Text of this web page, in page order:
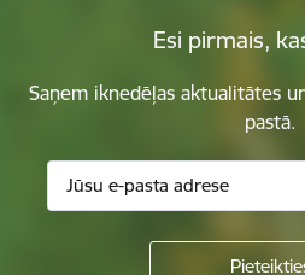
Esi pirmais,
Saņem iknedēļas aktualitātes
pastā.